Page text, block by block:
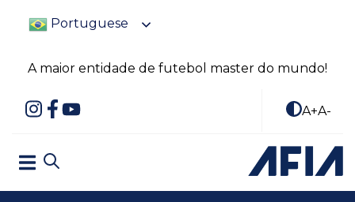
Portuguese
A maior entidade de futebol master do mundo!
A+A-